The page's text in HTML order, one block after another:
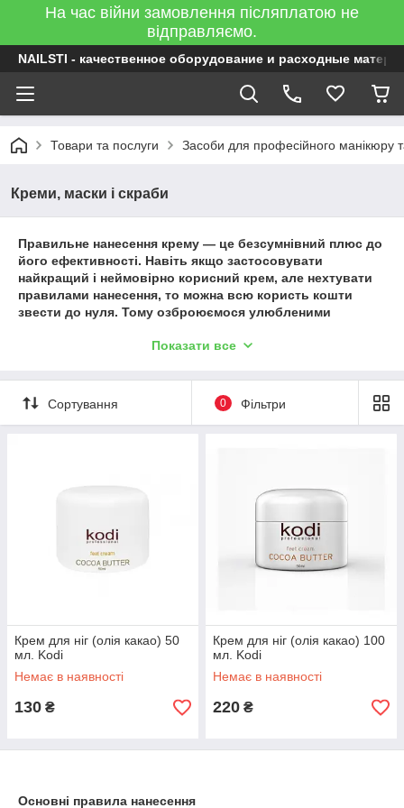
На час війни замовлення післяплатою не
відправляємо.
NAILSTI - качественное оборудование и расходные
Товари та послуги Засоби для професійного манікюру
Креми, маски і скраби
Правильне нанесення крему — це безсумнівний плюс до
його ефективності. Навіть якщо застосовувати
найкращий і неймовірно корисний крем, але нехтувати
правилами нанесення, то можна всю користь кошти
звести до нуля. Тому озброюємося улюбленими
Показати все
Сортування 0 Фільтри
Крем для ніг (олія какао) 50
мл. Kodi
Немає в наявності
130 ₴
Крем для ніг (олія какао) 100
мл. Kodi
Немає в наявності
220 ₴
Основні правила нанесення